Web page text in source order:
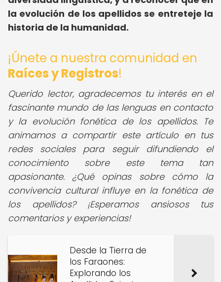
la evolución de los apellidos se entreteje la
historia de la humanidad.
¡Únete a nuestra comunidad en
Raíces y Registros!
Querido lector, agradecemos tu interés en el
fascinante mundo de las lenguas en contacto
y la evolución fonética de los apellidos. Te
animamos a compartir este artículo en tus
redes sociales para seguir difundiendo el
conocimiento sobre este tema tan
apasionante. ¿Qué opinas sobre cómo la
convivencia cultural influye en la fonética de
los apellidos? ¡Esperamos ansiosos tus
comentarios y experiencias!
Desde la Tierra de
los Faraones:
Explorando los